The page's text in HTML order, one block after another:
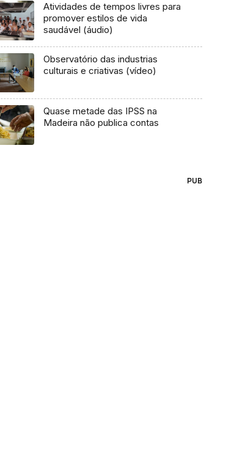
Atividades de tempos livres para
promover estilos de vida
saudável (áudio)
Observatório das industrias
culturais e criativas (vídeo)
Quase metade das IPSS na
Madeira não publica contas
PUB